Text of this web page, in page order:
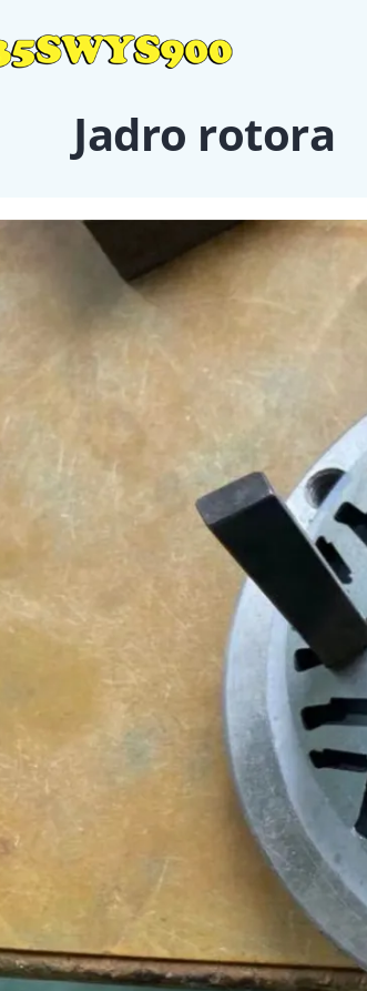
Jadro rotora